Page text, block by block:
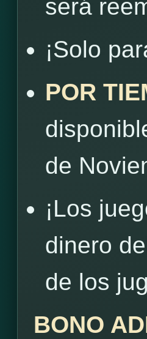
será
¡Solo
POR
de
¡Los
dinero
de los
BONO